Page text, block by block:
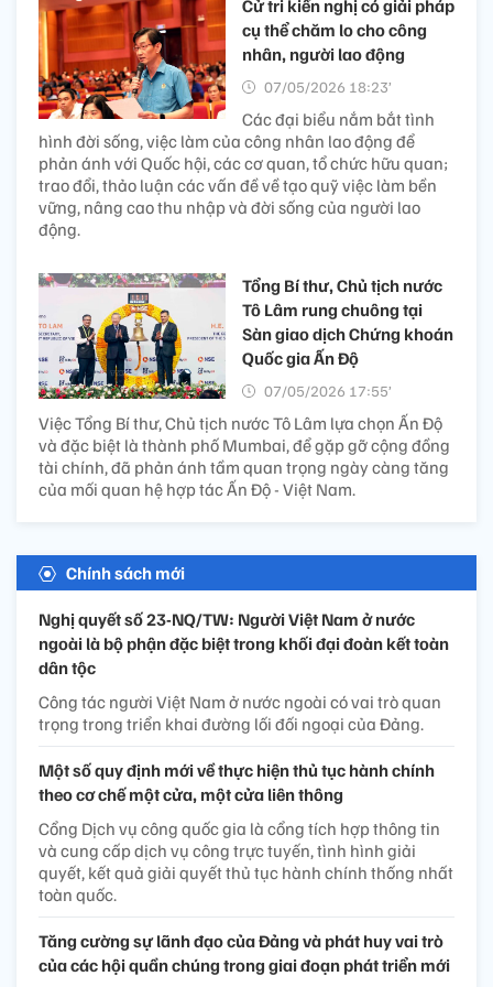
Cử tri kiến nghị có giải pháp
cụ thể chăm lo cho công
nhân, người lao động
07/05/2026 18:23’
Các đại biểu nắm bắt tình
hình đời sống, việc làm của công nhân lao động để
phản ánh với Quốc hội, các cơ quan, tổ chức hữu quan;
trao đổi, thảo luận các vấn đề về tạo quỹ việc làm bền
vững, nâng cao thu nhập và đời sống của người lao
động.
Tổng Bí thư, Chủ tịch nước
Tô Lâm rung chuông tại
Sàn giao dịch Chứng khoán
Quốc gia Ấn Độ
07/05/2026 17:55’
Việc Tổng Bí thư, Chủ tịch nước Tô Lâm lựa chọn Ấn Độ
và đặc biệt là thành phố Mumbai, để gặp gỡ cộng đồng
tài chính, đã phản ánh tầm quan trọng ngày càng tăng
của mối quan hệ hợp tác Ấn Độ - Việt Nam.
Chính sách mới
Nghị quyết số 23-NQ/TW: Người Việt Nam ở nước
ngoài là bộ phận đặc biệt trong khối đại đoàn kết toàn
dân tộc
Công tác người Việt Nam ở nước ngoài có vai trò quan
trọng trong triển khai đường lối đối ngoại của Đảng.
Một số quy định mới về thực hiện thủ tục hành chính
theo cơ chế một cửa, một cửa liên thông
Cổng Dịch vụ công quốc gia là cổng tích hợp thông tin
và cung cấp dịch vụ công trực tuyến, tình hình giải
quyết, kết quả giải quyết thủ tục hành chính thống nhất
toàn quốc.
Tăng cường sự lãnh đạo của Đảng và phát huy vai trò
của các hội quần chúng trong giai đoạn phát triển mới